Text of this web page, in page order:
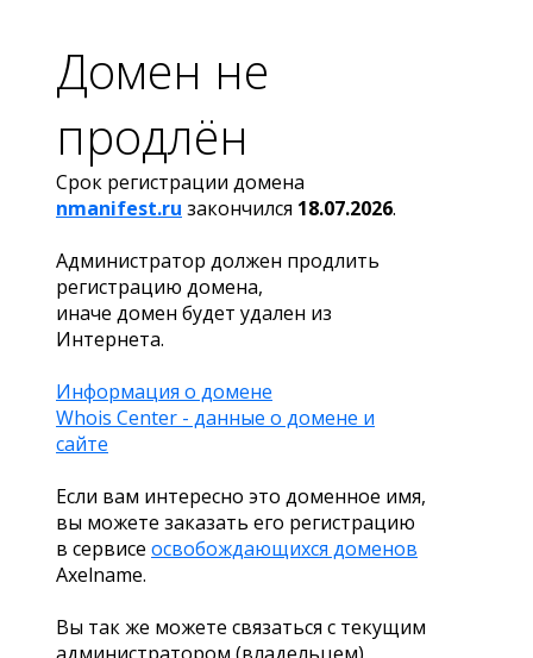
Домен не
продлён
Срок регистрации домена
nmanifest.ru закончился 18.07.2026.
Администратор должен продлить
регистрацию домена,
иначе домен будет удален из
Интернета.
Информация о домене
Whois Center - данные о домене и
сайте
Если вам интересно это доменное имя,
вы можете заказать его регистрацию
в сервисе освобождающихся доменов
Axelname.
Вы так же можете связаться с текущим